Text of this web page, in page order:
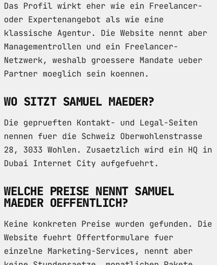
Das Profil wirkt eher wie ein Freelancer-
oder Expertenangebot als wie eine
klassische Agentur. Die Website nennt aber
Managementrollen und ein Freelancer-
Netzwerk, weshalb groessere Mandate ueber
Partner moeglich sein koennen.
WO SITZT SAMUEL MAEDER?
Die geprueften Kontakt- und Legal-Seiten
nennen fuer die Schweiz Oberwohlenstrasse
28, 3033 Wohlen. Zusaetzlich wird ein HQ in
Dubai Internet City aufgefuehrt.
WELCHE PREISE NENNT SAMUEL
MAEDER OEFFENTLICH?
Keine konkreten Preise wurden gefunden. Die
Website fuehrt Offertformulare fuer
einzelne Marketing-Services, nennt aber